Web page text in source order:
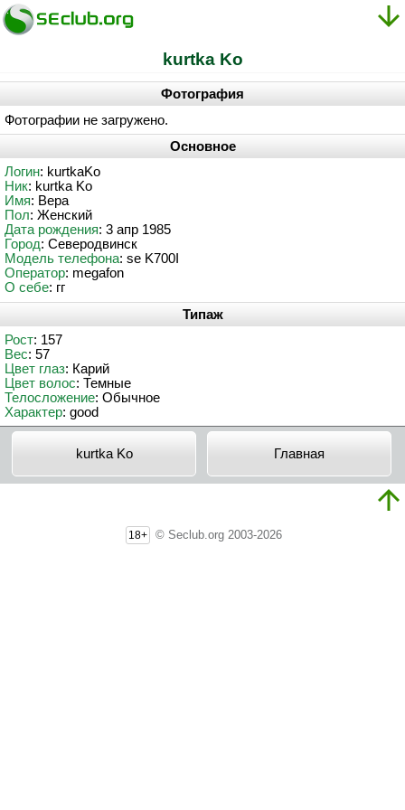
kurtka Ko
Фотография
Фотографии не загружено.
Основное
Логин: kurtkaKo
Ник: kurtka Ko
Имя: Вера
Пол: Женский
Дата рождения: 3 апр 1985
Город: Северодвинск
Модель телефона: se K700I
Оператор: megafon
О себе: гг
Типаж
Рост: 157
Вес: 57
Цвет глаз: Карий
Цвет волос: Темные
Телосложение: Обычное
Характер: good
kurtka Ko Главная
18+ © Seclub.org 2003-2026